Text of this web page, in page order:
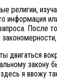
религии,
информация
двигаться
я ввожу